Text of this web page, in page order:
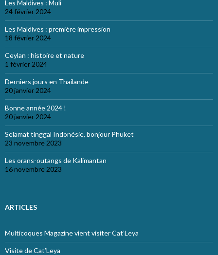
Les Maldives : Muli
24 février 2024
Les Maldives : première impression
18 février 2024
Ceylan : histoire et nature
1 février 2024
Derniers jours en Thailande
20 janvier 2024
Bonne année 2024 !
20 janvier 2024
Selamat tinggal Indonésie, bonjour Phuket
23 novembre 2023
Les orans-outangs de Kalimantan
16 novembre 2023
ARTICLES
Multicoques Magazine vient visiter Cat’Leya
Visite de Cat’Leya